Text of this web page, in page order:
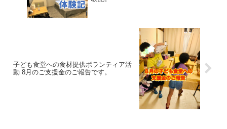
子ども食堂への食材提供ボランティア活
動 8月のご支援金のご報告です。